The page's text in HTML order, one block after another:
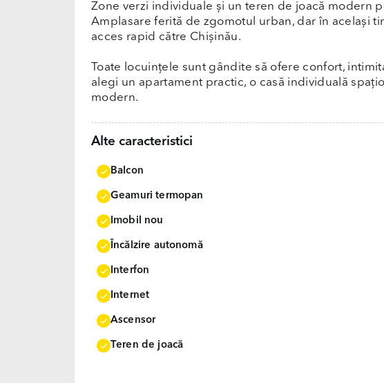
Zone verzi individuale și un teren de joacă modern
Amplasare ferită de zgomotul urban, dar în același
acces rapid către Chișinău.
Toate locuințele sunt gândite să ofere confort,
alegi un apartament practic, o casă individuală
modern.
Alte caracteristici
Balcon
Geamuri termopan
Imobil nou
Încălzire autonomă
Interfon
Internet
Ascensor
Teren de joacă